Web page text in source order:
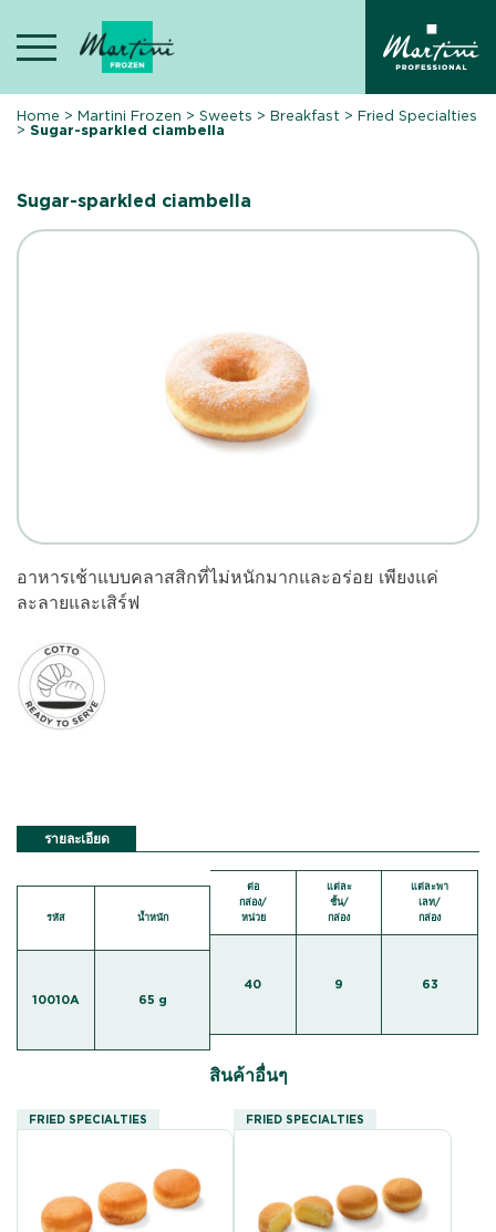
content
Home >Martini Frozen >Sweets >Breakfast >Fried Specialties
>Sugar-sparkled ciambella
Sugar-sparkled ciambella
อาหารเช้าแบบคลาสสิกที่ไม่หนักมากและอร่อย เพียงแค่
ละลายและเสิร์ฟ
รายละเอียด
รหัส น้ำหนัก
10010A 65 g
ต่อ
กล่อง/
หน่วย
แต่ละ
ชั้น/
กล่อง
แต่ละพา
เลท/
กล่อง
40 9 63
สินค้าอื่นๆ
FRIED SPECIALTIES FRIED SPECIALTIES